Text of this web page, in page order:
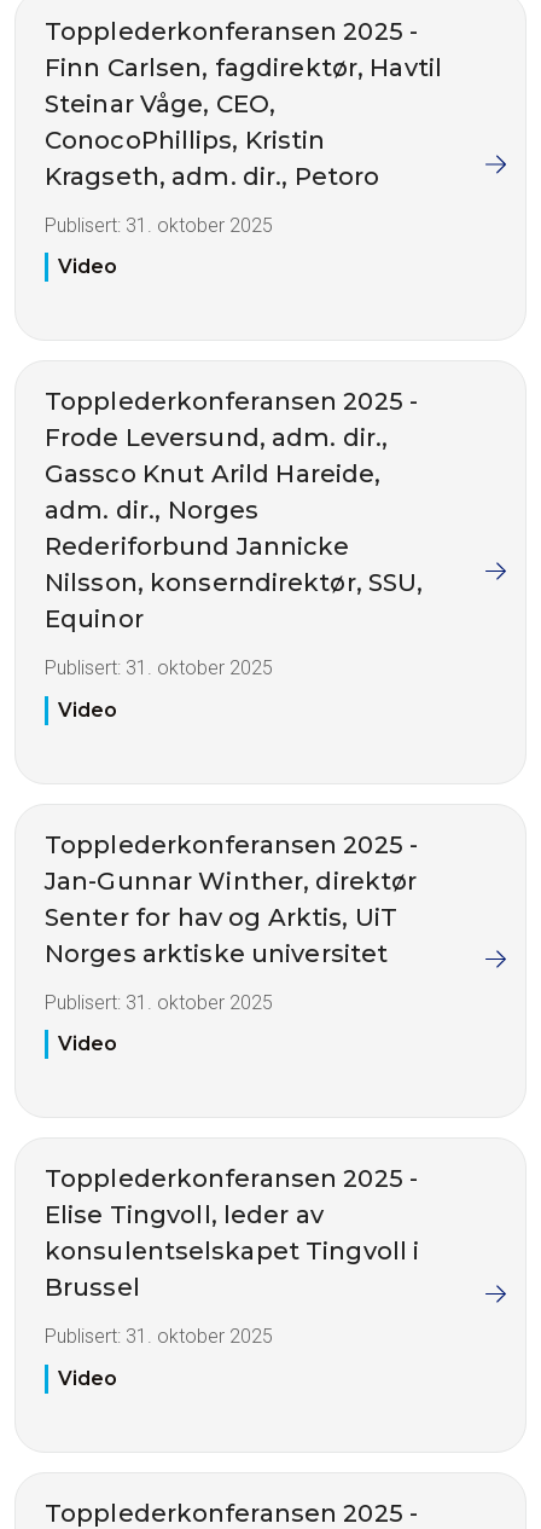
Topplederkonferansen 2025 -
Finn Carlsen, fagdirektør, Havtil
Steinar Våge, CEO,
ConocoPhillips, Kristin
Kragseth, adm. dir., Petoro
Publisert: 31. oktober 2025
Video
Topplederkonferansen 2025 -
Frode Leversund, adm. dir.,
Gassco Knut Arild Hareide,
adm. dir., Norges
Rederiforbund Jannicke
Nilsson, konserndirektør, SSU,
Equinor
Publisert: 31. oktober 2025
Video
Topplederkonferansen 2025 -
Jan-Gunnar Winther, direktør
Senter for hav og Arktis, UiT
Norges arktiske universitet
Publisert: 31. oktober 2025
Video
Topplederkonferansen 2025 -
Elise Tingvoll, leder av
konsulentselskapet Tingvoll i
Brussel
Publisert: 31. oktober 2025
Video
Topplederkonferansen 2025 -